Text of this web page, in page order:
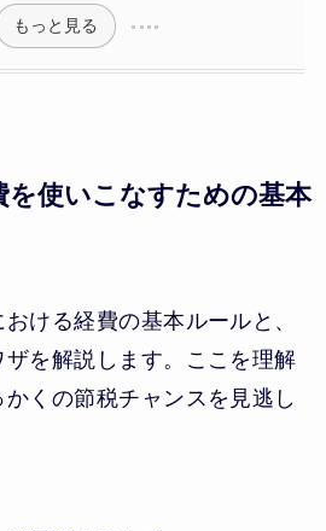
もっと見る
を使いこなすための基本
ける経費の基本ルールと、
を解説します。ここを理解
くの節税チャンスを見逃し